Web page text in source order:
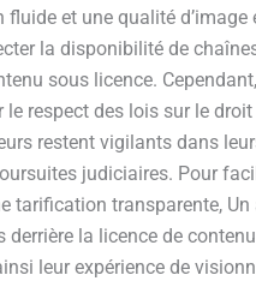
et une qualité
la disponibilité de
sous licence.
respect des lois sur le
restent vigilants dans
judiciaires. Pour
tarification transparente,
la licence de
leur expérience de